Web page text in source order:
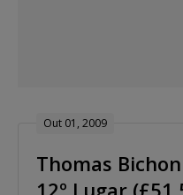
Out 01, 2009
Thomas
12º Lugar